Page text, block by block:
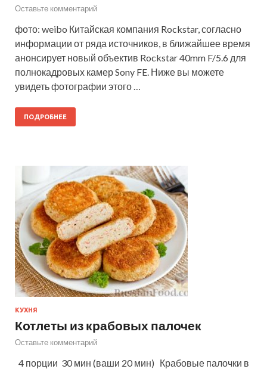
Оставьте комментарий
фото: weibo Китайская компания Rockstar, согласно
информации от ряда источников, в ближайшее время
анонсирует новый объектив Rockstar 40mm F/5.6 для
полнокадровых камер Sony FE. Ниже вы можете
увидеть фотографии этого …
ПОДРОБНЕЕ
КУХНЯ
Котлеты из крабовых палочек
Оставьте комментарий
4 порции 30 мин (ваши 20 мин) Крабовые палочки в